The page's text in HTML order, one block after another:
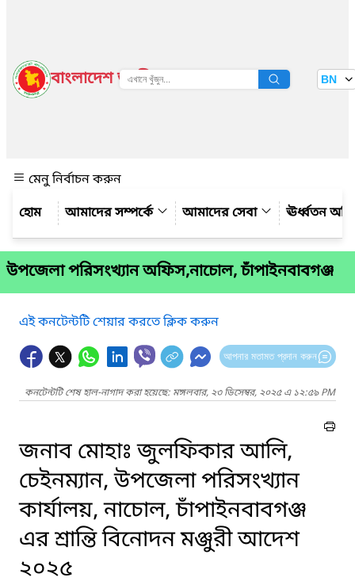
বাংলাদেশ জাতীয় তথ্য বাতায়ন BN
মেনু নির্বাচন করুন
আমাদের সম্পর্কে
আমাদের সেবা ঊর্ধ্বতন
উপজেলা পরিসংখ্যান অফিস,নাচোল, চাঁপাইনবাবগঞ্জ
এই কনটেন্টটি শেয়ার করতে ক্লিক করুন
আপনার মতামত প্রদান করুন
কনটেন্টটি শেষ হাল-নাগাদ করা হয়েছে: মঙ্গলবার, ২৩ ডিসেম্বর, ২০২৫ এ ১২:৫৯ PM
জনাব মোহাঃ জুলফিকার আলি,
চেইনম্যান, উপজেলা পরিসংখ্যান
কার্যালয়, নাচোল, চাঁপাইনবাবগঞ্জ
এর শ্রান্তি বিনোদন মঞ্জুরী আদেশ
২০২৫